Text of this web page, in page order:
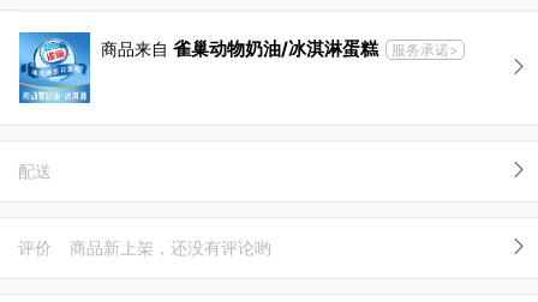
商品来自 雀巢动物奶油/冰淇淋蛋糕 服务承诺>
配送
评价 商品新上架，还没有评论哟